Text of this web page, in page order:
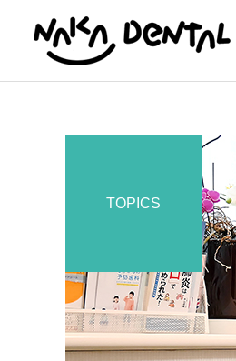
TOPICS